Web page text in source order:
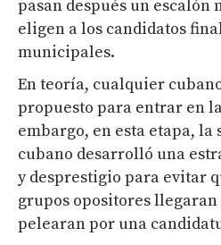
pasan después un escalón
eligen a los candidatos
municipales.
En teoría, cualquier
propuesto para entrar en
embargo, en esta etapa, la
cubano desarrolló una
y desprestigio para evitar
grupos opositores
pelearan por una